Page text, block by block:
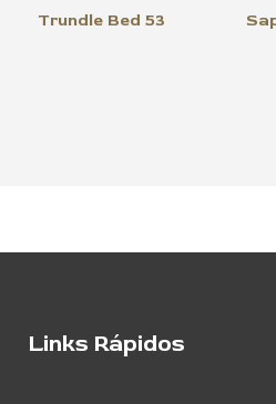
Trundle Bed 53
Links Rápidos